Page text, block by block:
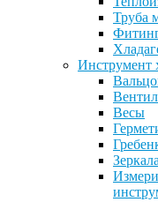
Труба
Инструмент
Весы